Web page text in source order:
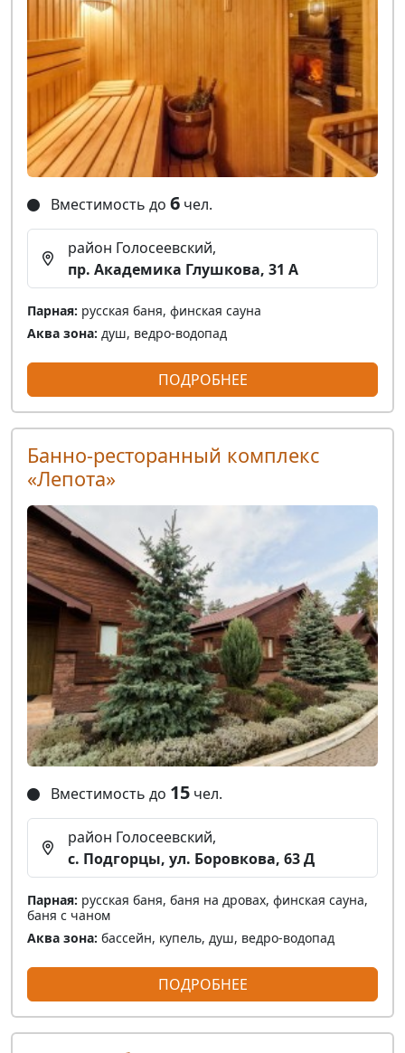
Вместимость до 6 чел.
район Голосеевский,
пр. Академика Глушкова, 31 А
Парная: русская баня, финская сауна
Аква зона: душ, ведро-водопад
ПОДРОБНЕЕ
Банно-ресторанный комплекс
«Лепота»
Вместимость до 15 чел.
район Голосеевский,
с. Подгорцы, ул. Боровкова, 63 Д
Парная: русская баня, баня на дровах, финская сауна,
баня с чаном
Аква зона: бассейн, купель, душ, ведро-водопад
ПОДРОБНЕЕ